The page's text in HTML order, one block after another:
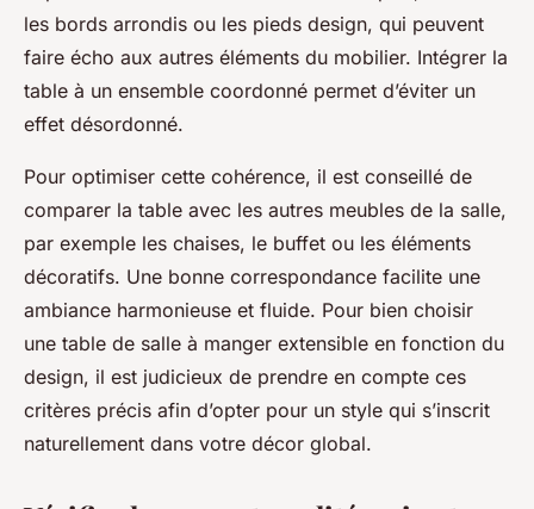
les bords arrondis ou les pieds design, qui peuvent
faire écho aux autres éléments du mobilier. Intégrer la
table à un ensemble coordonné permet d’éviter un
effet désordonné.
Pour optimiser cette cohérence, il est conseillé de
comparer la table avec les autres meubles de la salle,
par exemple les chaises, le buffet ou les éléments
décoratifs. Une bonne correspondance facilite une
ambiance harmonieuse et fluide. Pour bien choisir
une table de salle à manger extensible en fonction du
design, il est judicieux de prendre en compte ces
critères précis afin d’opter pour un style qui s’inscrit
naturellement dans votre décor global.